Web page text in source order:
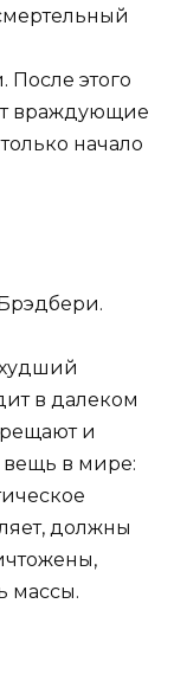
После этого
враждующие
начало
в далеком
и
в мире:
должны
массы.